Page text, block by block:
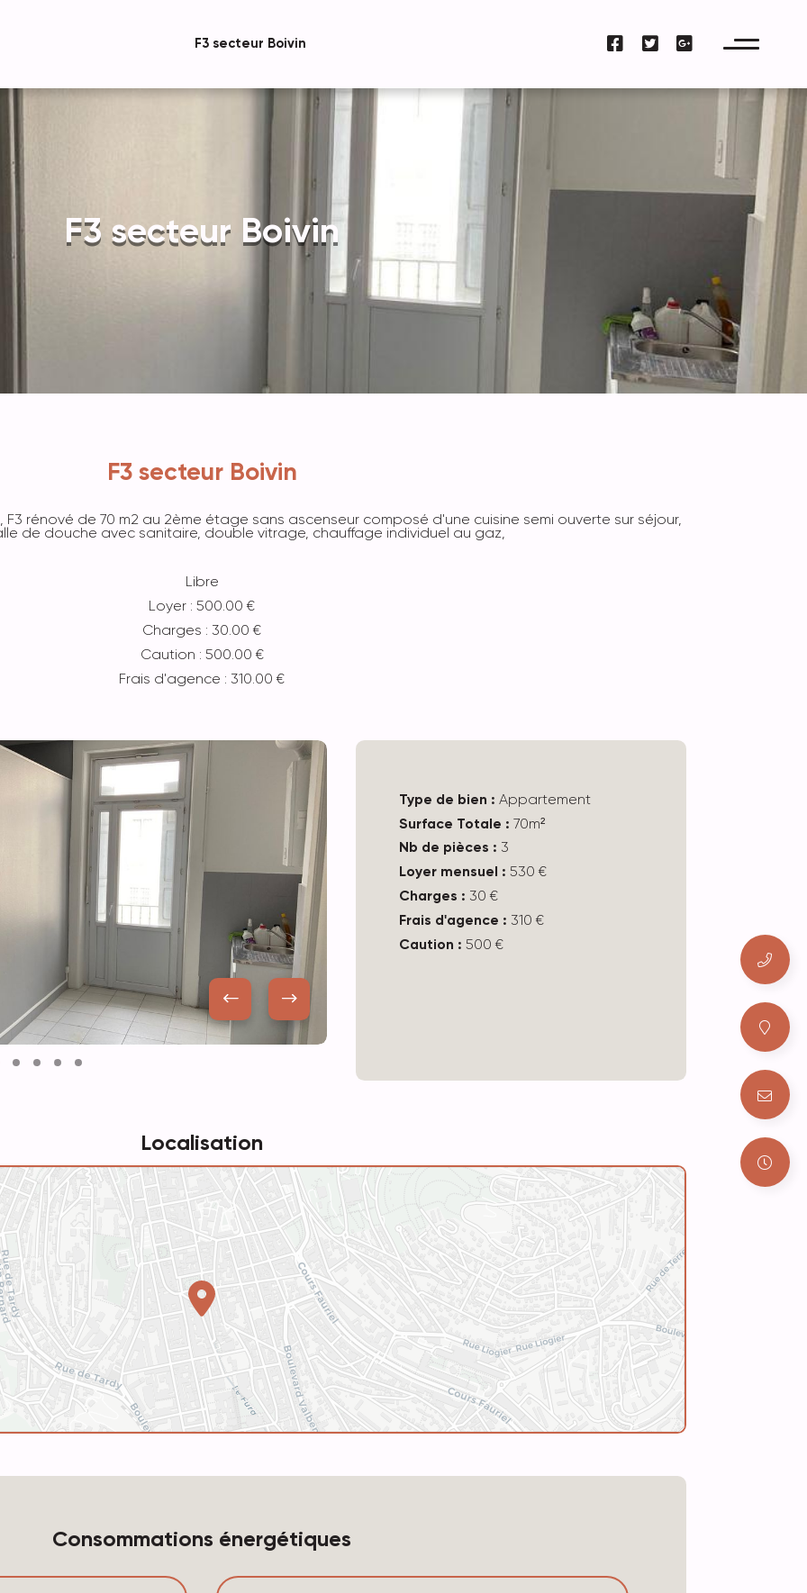
F3 secteur Boivin
F3 secteur Boivin
F3 secteur Boivin
F3 rénové de 70 m2 au 2ème étage sans ascenseur composé d'une cuisine semi ouverte sur séjour,
de douche avec sanitaire, double vitrage, chauffage individuel au gaz,
Libre
Loyer : 500.00 €
Charges : 30.00 €
Caution : 500.00 €
Frais d'agence : 310.00 €
Type de bien : Appartement
Surface Totale : 70m²
Nb de pièces : 3
Loyer mensuel : 530 €
Charges : 30 €
Frais d'agence : 310 €
Caution : 500 €
Localisation
Consommations énergétiques